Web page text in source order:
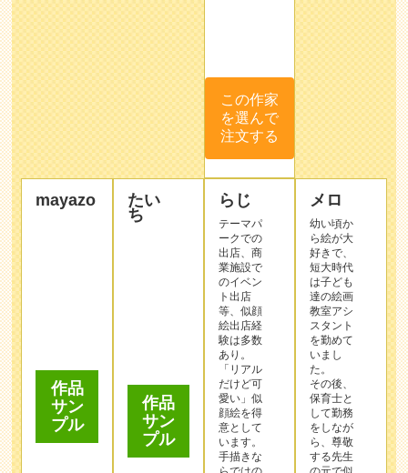
mayazo
作品
たい
ち
出店、商
業施設で
のイベン
ト出店
等、似顔
絵出店経
あり。
「リアル
だけど可
愛い」似
顔絵を得
意として
います。
手描きな
らではの
温もり感
のあるイ
ラストを
お描きし
ます。
大切な人
との人生
の1ペー
ジを彩る
お手伝い
メロ
幼い頃か
ら絵が大
好きで、
短大時代
は子ども
達の絵画
教室アシ
スタント
いまし
た。
その後、
保育士と
して勤務
をしなが
ら、尊敬
する先生
の元で似
顔絵の勉
強をし、
似顔絵検
定1級を
取得。
【長所を
大切に描
く】こと
をモット
ーに、世